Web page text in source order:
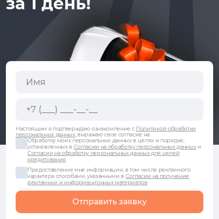
Настоящим я подтверждаю ознакомление с Политикой обработки
персональных данных, выражаю свое согласие на:
Обработку моих персональных данных в целях и порядке,
установленных в Согласии на обработку персональных данныхи
Согласии на обработку персональных данных для целей
кредитования
Предоставление мне информации, в том числе рекламного
характера способами, указанными в Согласии на получение
рекламных и информационных материалов
Отправить заявку